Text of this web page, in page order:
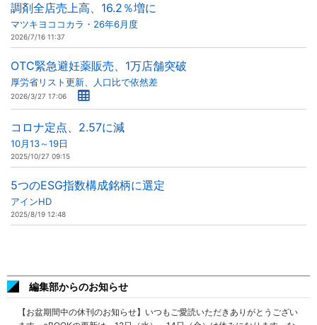
調剤全店売上高、16.2％増に
マツキヨココカラ・26年6月度
2026/7/16 11:37
OTC緊急避妊薬販売、1万店舗突破
厚労省リスト更新、人口比で依然差
2026/3/27 17:06
コロナ定点、2.57に減
10月13～19日
2025/10/27 09:15
5つのESG指数構成銘柄に選定
アインHD
2025/8/19 12:48
編集部からのお知らせ
【お盆期間中の休刊のお知らせ】いつもご愛読いただきありがとうござい